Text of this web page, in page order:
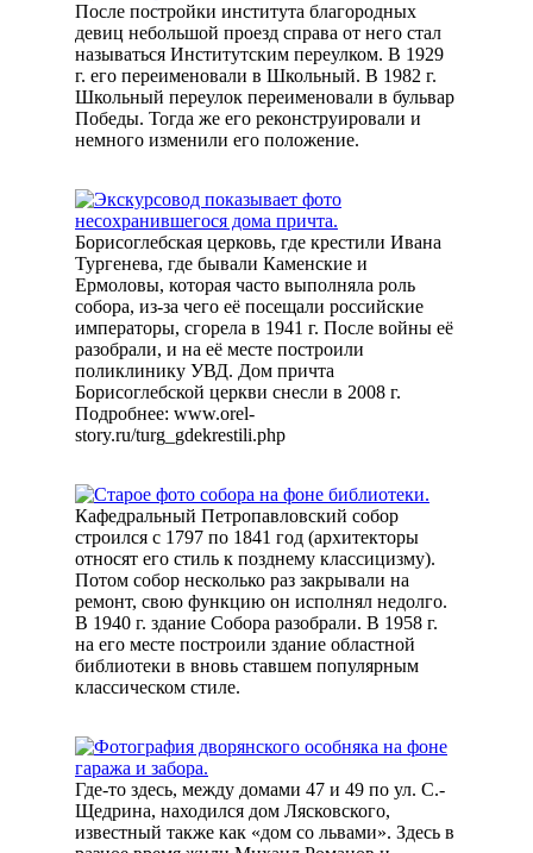
После постройки института благородных
девиц небольшой проезд справа от него стал
называться Институтским переулком. В 1929
г. его переименовали в Школьный. В 1982 г.
Школьный переулок переименовали в бульвар
Победы. Тогда же его реконструировали и
немного изменили его положение.
Борисоглебская церковь, где крестили Ивана
Тургенева, где бывали Каменские и
Ермоловы, которая часто выполняла роль
собора, из-за чего её посещали российские
императоры, сгорела в 1941 г. После войны её
разобрали, и на её месте построили
поликлинику УВД. Дом причта
Борисоглебской церкви снесли в 2008 г.
Подробнее: www.orel-
story.ru/turg_gdekrestili.php
Кафедральный Петропавловский собор
строился с 1797 по 1841 год (архитекторы
относят его стиль к позднему классицизму).
Потом собор несколько раз закрывали на
ремонт, свою функцию он исполнял недолго.
В 1940 г. здание Собора разобрали. В 1958 г.
на его месте построили здание областной
библиотеки в вновь ставшем популярным
классическом стиле.
Где-то здесь, между домами 47 и 49 по ул. С.-
Щедрина, находился дом Лясковского,
известный также как «дом со львами». Здесь в